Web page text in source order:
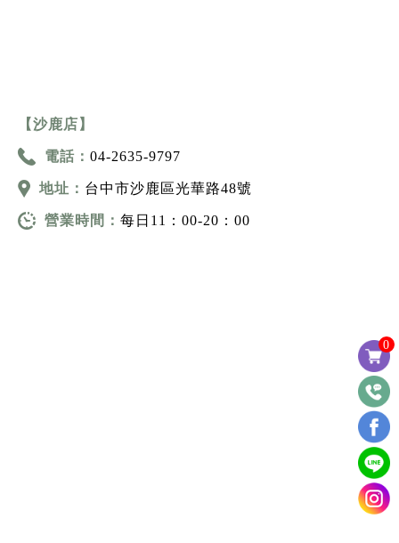
0
【沙鹿店】
電話： 04-2635-9797
地址： 台中市沙鹿區光華路48號
營業時間： 每日11：00-20：00